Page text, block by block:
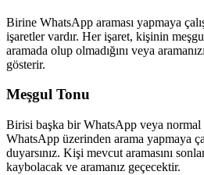
Birine WhatsApp araması yapmaya
işaretler vardır. Her işaret, kişinin
aramada olup olmadığını veya
gösterir.
Meşgul Tonu
Birisi başka bir WhatsApp veya normal
WhatsApp üzerinden arama yapmaya
duyarsınız. Kişi mevcut aramasını
kaybolacak ve aramanız geçecektir.